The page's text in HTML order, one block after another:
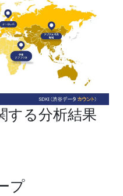
する分析結果
プ